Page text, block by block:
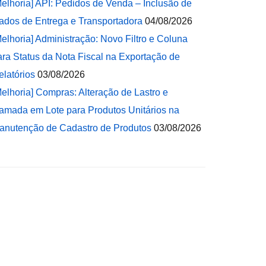
API: Pedidos de Venda – Inclusão de
de Entrega e Transportadora 04/08/2026
Administração: Novo Filtro e Coluna
Status da Nota Fiscal na Exportação de
03/08/2026
Compras: Alteração de Lastro e
em Lote para Produtos Unitários na
de Cadastro de Produtos 03/08/2026